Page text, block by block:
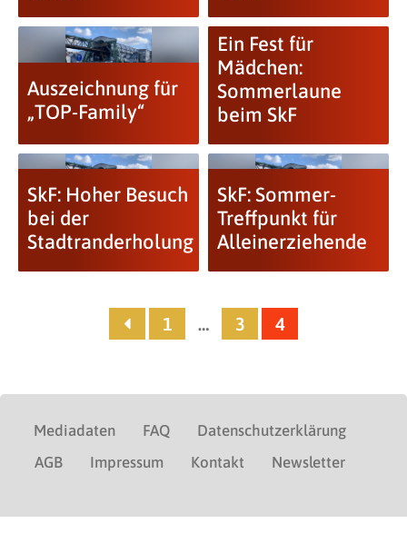
Auszeichnung für
„TOP-Family“
Ein Fest für
Mädchen:
Sommerlaune
beim SkF
SkF: Hoher Besuch
bei der
Stadtranderholung
SkF: Sommer-
Treffpunkt für
Alleinerziehende
1 … 3 4
Mediadaten FAQ
Datenschutzerklärung
AGB
Impressum Kontakt Newsletter